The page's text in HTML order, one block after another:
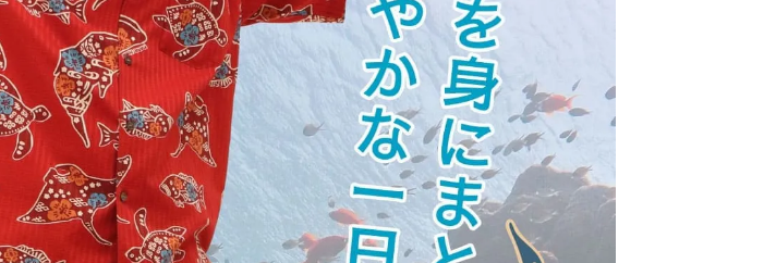
アイボリー
カートに入れる
店舗取り寄せ申請
送料はどのくらいかかりますか？
ネコポスをご利用の場合は全国一律385円（税込）です。
宅配便は838円（税込）、沖縄県内は471円（税込）となり
また、16,500円（税込）以上のお買い上げで送料無料で
す。